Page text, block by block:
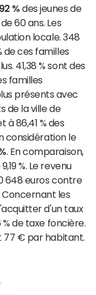
% des jeunes de
60 ans. Les
locale. 348
de ces familles
41,38 % sont des
familles
présents avec
de la ville de
à 86,41 % des
considération le
. En comparaison,
%. Le revenu
648 euros contre
Concernant les
d'un taux
% de taxe foncière.
€ par habitant.